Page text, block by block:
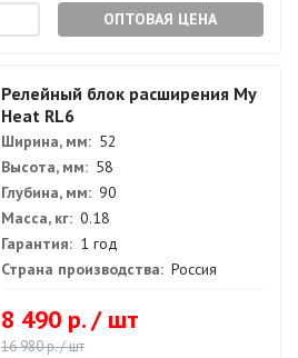
ОПТОВАЯ ЦЕНА
Релейный блок расширения My
Heat RL6
Ширина, мм: 52
Высота, мм: 58
Глубина, мм: 90
Масса, кг: 0.18
Гарантия: 1 год
Страна производства: Россия
8 490 р. / шт
16 980 р. / шт